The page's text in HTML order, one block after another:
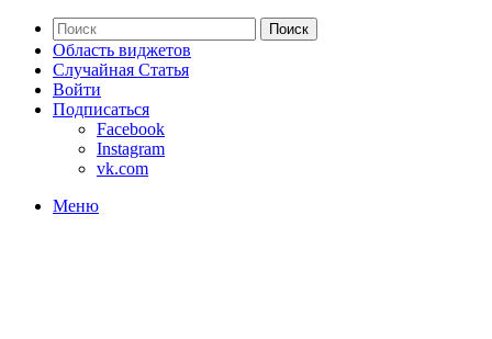
Поиск
Область виджетов
Случайная Статья
Войти
Подписаться
Facebook
Instagram
vk.com
Меню